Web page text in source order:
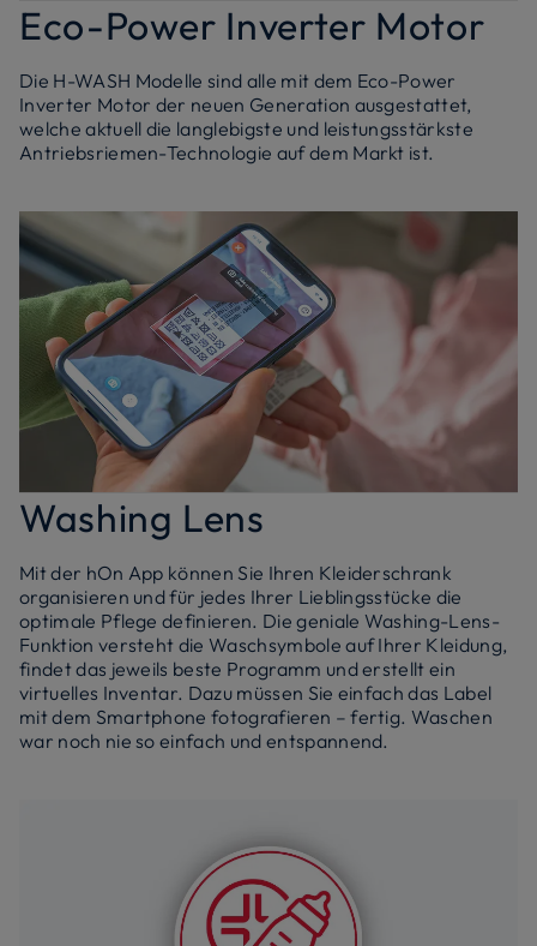
Eco-Power Inverter Motor
Die H-WASH Modelle sind alle mit dem Eco-Power
Inverter Motor der neuen Generation ausgestattet,
welche aktuell die langlebigste und leistungsstärkste
Antriebsriemen-Technologie auf dem Markt ist.
Washing Lens
Mit der hOn App können Sie Ihren Kleiderschrank
organisieren und für jedes Ihrer Lieblingsstücke die
optimale Pflege definieren. Die geniale Washing-Lens-
Funktion versteht die Waschsymbole auf Ihrer Kleidung,
findet das jeweils beste Programm und erstellt ein
virtuelles Inventar. Dazu müssen Sie einfach das Label
mit dem Smartphone fotografieren – fertig. Waschen
war noch nie so einfach und entspannend.